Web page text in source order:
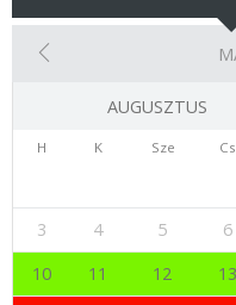
H K Sze Cs
3
4 5 6
10
11 12 13